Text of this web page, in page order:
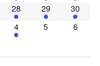
28 29
30
4 5 6